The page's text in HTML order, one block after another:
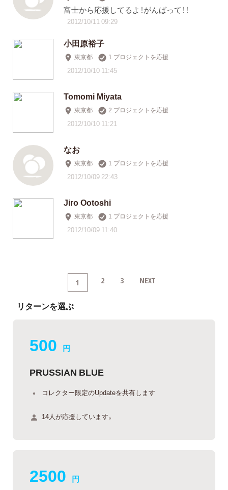
富士から応援してるよ！がんばって！！
2012/10/11 09:29
小田原裕子
東京都 1 プロジェクトを応援
2012/10/10 11:45
Tomomi Miyata
東京都 2 プロジェクトを応援
2012/10/10 11:21
なお
東京都 1 プロジェクトを応援
2012/10/09 22:43
Jiro Ootoshi
東京都 1 プロジェクトを応援
2012/10/09 11:40
1 2 3 NEXT
リターンを選ぶ
500 円
PRUSSIAN BLUE
コレクター限定のUpdateを共有します
14人が応援しています。
2500 円